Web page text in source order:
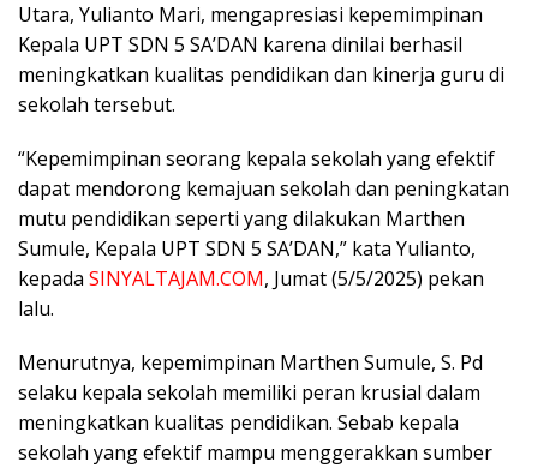
Utara, Yulianto Mari, mengapresiasi kepemimpinan
Kepala UPT SDN 5 SA’DAN karena dinilai berhasil
meningkatkan kualitas pendidikan dan kinerja guru di
sekolah tersebut.
“Kepemimpinan seorang kepala sekolah yang efektif
dapat mendorong kemajuan sekolah dan peningkatan
mutu pendidikan seperti yang dilakukan Marthen
Sumule, Kepala UPT SDN 5 SA’DAN,” kata Yulianto,
kepada SINYALTAJAM.COM, Jumat (5/5/2025) pekan
lalu.
Menurutnya, kepemimpinan Marthen Sumule, S. Pd
selaku kepala sekolah memiliki peran krusial dalam
meningkatkan kualitas pendidikan. Sebab kepala
sekolah yang efektif mampu menggerakkan sumber